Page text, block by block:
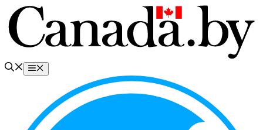
Перейти
содержимому
Меню